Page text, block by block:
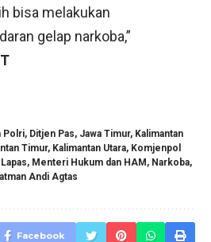
bisa melakukan
gelap narkoba,”
Polri, Ditjen Pas, Jawa Timur, Kalimantan
Timur, Kalimantan Utara, Komjenpol
Lapas, Menteri Hukum dan HAM, Narkoba,
Andi Agtas
Facebook